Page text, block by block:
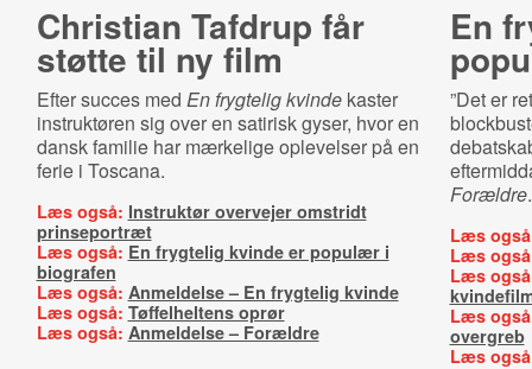
Christian Tafdrup får
støtte til ny film
Efter succes med En frygtelig kvindekaster
instruktøren sig over en satirisk gyser, hvor en
dansk familie har mærkelige oplevelser på en
ferie i Toscana.
Læs også: Instruktør overvejer omstridt
prinseportræt
Læs også: En frygtelig kvinde er populær i
biografen
Læs også: Anmeldelse – En frygtelig kvinde
Læs også: Tøffelheltens oprør
Læs også: Anmeldelse – Forældre
En
”Det er
Forældre.
Læs
Læs
Læs
Læs
overgreb
Læs